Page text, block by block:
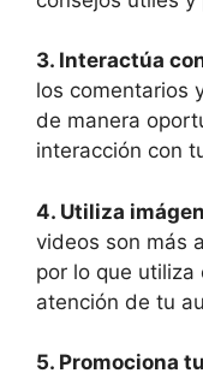
3. Interactúa
los comentarios
de manera
interacción con
4. Utiliza
videos son más
por lo que
atención de tu
5. Promociona